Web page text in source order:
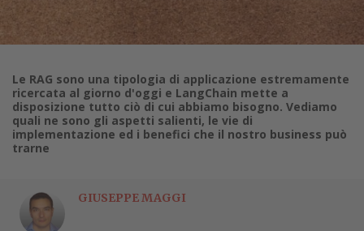
Le RAG sono una tipologia di applicazione estremamente
ricercata al giorno d'oggi e LangChain mette a
disposizione tutto ciò di cui abbiamo bisogno. Vediamo
quali ne sono gli aspetti salienti, le vie di
implementazione ed i benefici che il nostro business può
trarne
GIUSEPPE MAGGI